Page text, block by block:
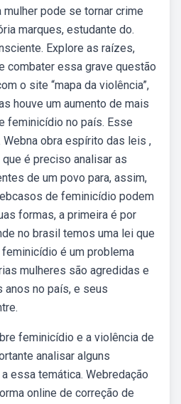
mulher pode se tornar crime
marques, estudante do.
Explore as raízes,
combater essa grave questão
o site “mapa da violência”,
houve um aumento de mais
feminicídio no país. Esse
Webna obra espírito das leis ,
é preciso analisar as
de um povo para, assim,
de feminicídio podem
formas, a primeira é por
no brasil temos uma lei que
é um problema
mulheres são agredidas e
no país, e seus
feminicídio e a violência de
analisar alguns
essa temática. Webredação
online de correção de